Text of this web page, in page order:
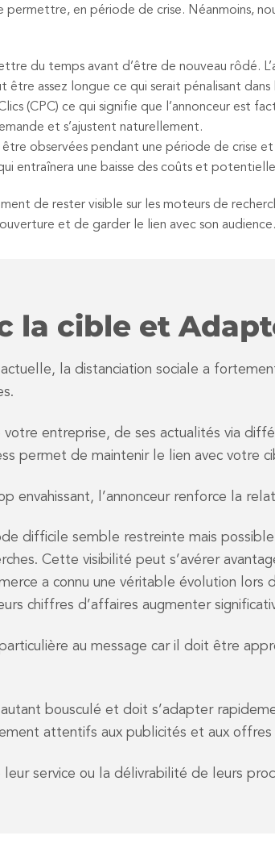
en période de crise. Néanmoins,
du temps avant d’être de nouveau rôdé.
assez longue ce qui serait pénalisant dans
(CPC) ce qui signifie que l’annonceur est
et s’ajustent naturellement.
observées pendant une période de crise et
entraînera une baisse des coûts et
de rester visible sur les moteurs de
et de garder le lien avec son audience.
la cible et
la distanciation sociale a
votre entreprise, de ses actualités via
permet de maintenir le lien avec votre
envahissant, l’annonceur renforce la
difficile semble restreinte mais
Cette visibilité peut s’avérer
a connu une véritable évolution
chiffres d’affaires augmenter
au message car il doit être
bousculé et doit s’adapter
attentifs aux publicités et aux
service ou la délivrabilité de leurs